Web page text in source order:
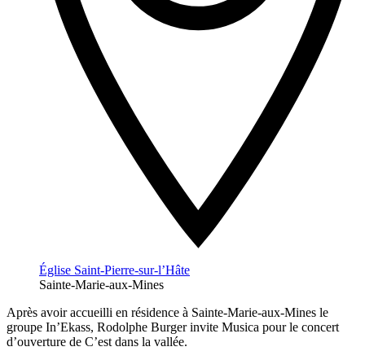
Église Saint-Pierre-sur-l’Hâte
Sainte-Marie-aux-Mines
Après avoir accueilli en résidence à Sainte-Marie-aux-Mines le
groupe In’Ekass, Rodolphe Burger invite Musica pour le concert
d’ouverture de C’est dans la vallée.